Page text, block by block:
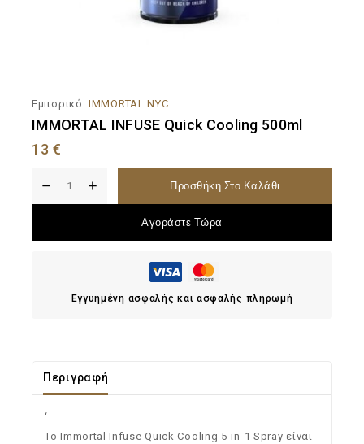
Εμπορικό: IMMORTAL NYC
IMMORTAL INFUSE Quick Cooling 500ml
13€
Προσθήκη Στο Καλάθι
Αγοράστε Τώρα
Εγγυημένη ασφαλής και ασφαλής πληρωμή
Περιγραφή
‘
Το Immortal Infuse Quick Cooling 5-in-1 Spray είναι